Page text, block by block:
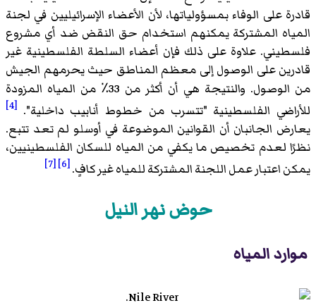
قادرة على الوفاء بمسؤولياتها، لأن الأعضاء الإسرائيليين في لجنة
المياه المشتركة يمكنهم استخدام حق النقض ضد أي مشروع
فلسطيني. علاوة على ذلك فإن أعضاء السلطة الفلسطينية غير
قادرين على الوصول إلى معظم المناطق حيث يحرمهم الجيش
من الوصول. والنتيجة هي أن أكثر من 33٪ من المياه المزودة
للأراضي الفلسطينية "تتسرب من خطوط أنابيب داخلية". [4]
يعارض الجانبان أن القوانين الموضوعة في أوسلو لم تعد تتبع.
نظرًا لعدم تخصيص ما يكفي من المياه للسكان الفلسطينيين،
يمكن اعتبار عمل اللجنة المشتركة للمياه غير كافٍ.[6]
[7]
حوض نهر النيل
موارد المياه